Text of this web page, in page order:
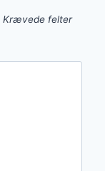
Krævede felter